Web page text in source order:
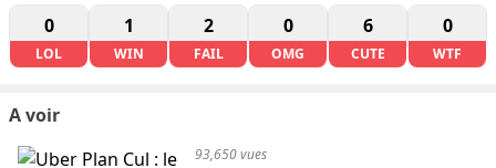
0
LOL
1
WIN
2
FAIL
0
OMG
6
CUTE
0
WTF
A voir
93,650 vues